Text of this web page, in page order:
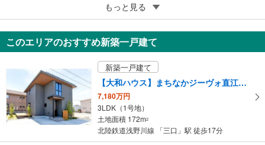
金沢市山の上町
136万円
187.17m2（登記）
石川県金沢市山の上町
もっと見る
このエリアのおすすめ新築一戸建て
新築一戸建て
【大和ハウス】まちなかジーヴォ直江町1号地 （分譲住宅）
7,180万円
3LDK（1号地）
土地面積 172m2
北陸鉄道浅野川線 「三口」駅 徒歩17分